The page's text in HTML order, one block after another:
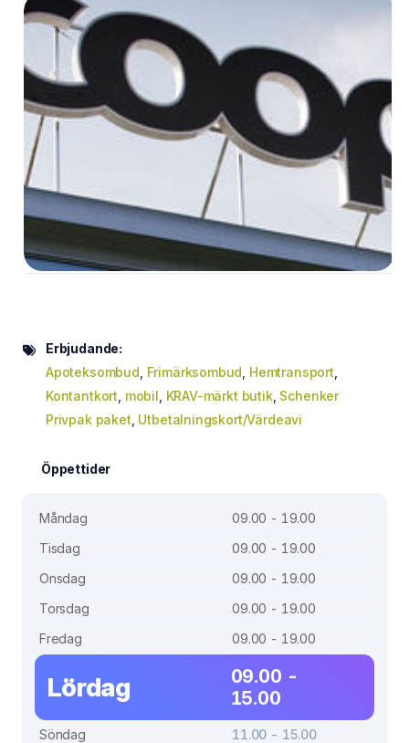
Erbjudande:
Apoteksombud Frimärksombud Hemtransport
Kontantkort mobil KRAV-märkt butik, Schenker
Privpak paket Utbetalningskort/Värdeavi
Öppettider
Måndag
09.00 - 19.00
Tisdag
09.00 - 19.00
Onsdag
09.00 - 19.00
Torsdag
09.00 - 19.00
Fredag
09.00 - 19.00
Lördag
09.00 -
15.00
Söndag 11.00 - 15.00